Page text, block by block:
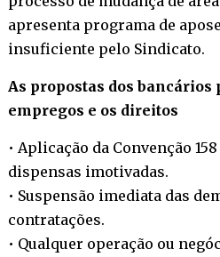
apresenta programa de
insuficiente pelo Sindicato.
As propostas dos bancários
empregos e os direitos
• Aplicação da Convenção
dispensas imotivadas.
• Suspensão imediata das
contratações.
• Qualquer operação ou